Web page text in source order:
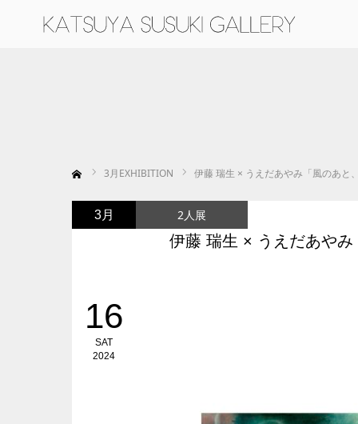
3月EXHIBITION 伊藤 瑞生 × うえだあやみ「風のあと
伊藤 瑞生 × うえだあや
3月
16
SAT
2024
2人展